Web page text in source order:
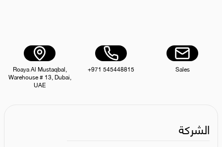
Sales
+971 545448815
Roaya Al Mustaqbal,
Warehouse # 13, Dubai,
UAE
الشركة